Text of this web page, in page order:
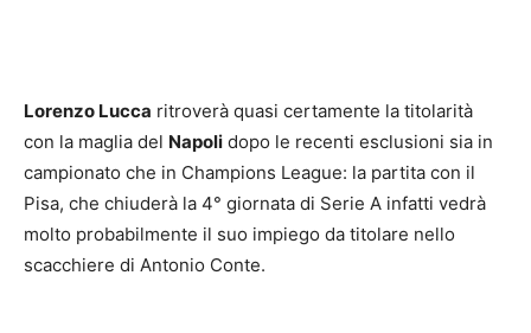
Lorenzo Lucca ritroverà quasi certamente la titolarità
con la maglia del Napoli dopo le recenti esclusioni sia in
campionato che in Champions League: la partita con il
Pisa, che chiuderà la 4° giornata di Serie A infatti vedrà
molto probabilmente il suo impiego da titolare nello
scacchiere di Antonio Conte.